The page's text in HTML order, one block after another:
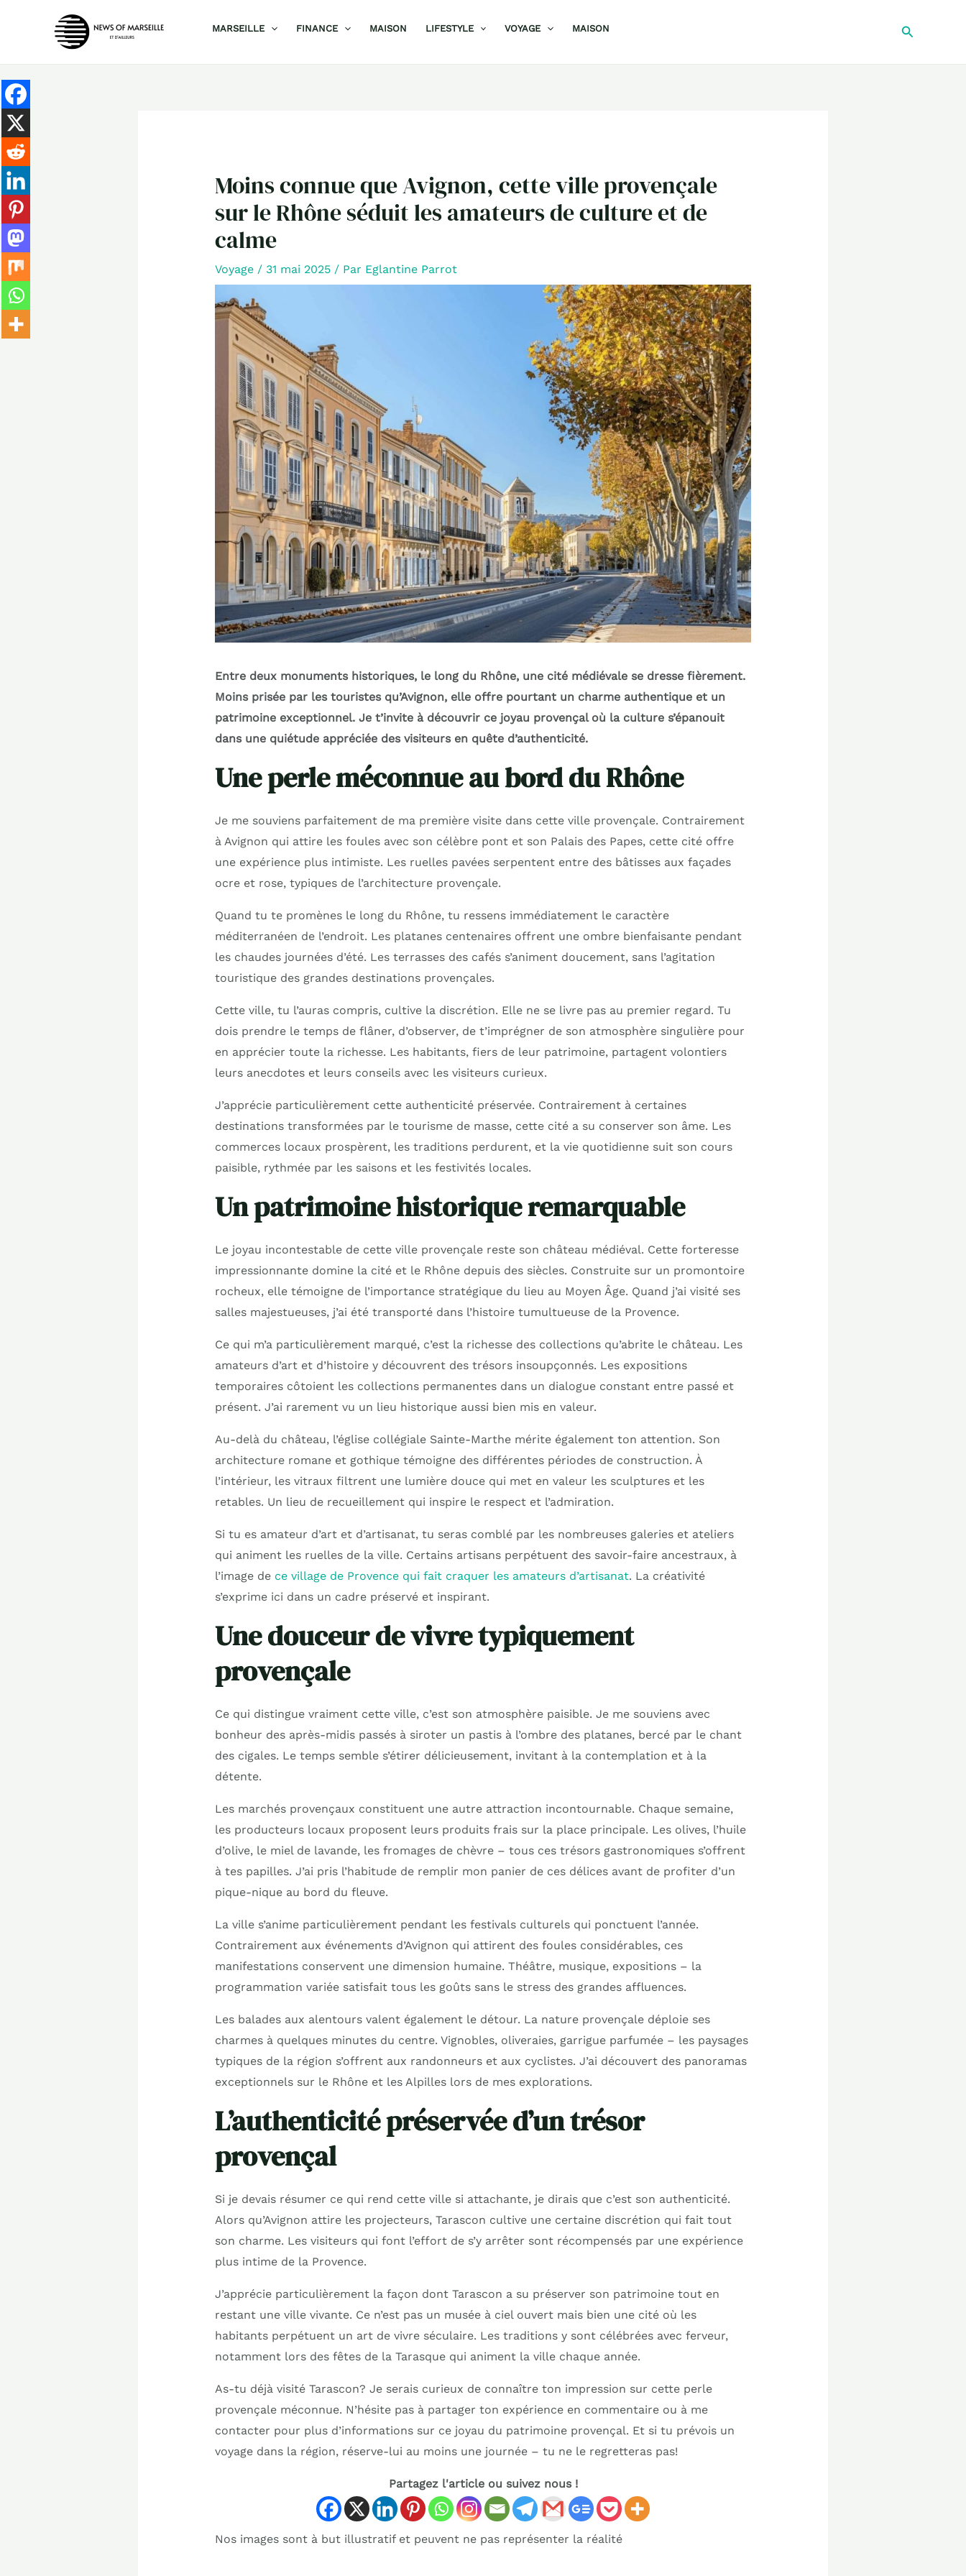
MARSEILLE FINANCE MAISON LIFESTYLE VOYAGE MAISON
Moins connue que Avignon, cette ville provençale
sur le Rhône séduit les amateurs de culture et de
calme
Voyage/ 31 mai 2025 / Par Eglantine Parrot
Entre deux monuments historiques, le long du Rhône, une cité médiévale se dresse fièrement.
Moins prisée par les touristes qu’Avignon, elle offre pourtant un charme authentique et un
patrimoine exceptionnel. Je t’invite à découvrir ce joyau provençal où la culture s’épanouit
dans une quiétude appréciée des visiteurs en quête d’authenticité.
Une perle méconnue au bord du Rhône
Je me souviens parfaitement de ma première visite dans cette ville provençale. Contrairement
à Avignon qui attire les foules avec son célèbre pont et son Palais des Papes, cette cité offre
une expérience plus intimiste. Les ruelles pavées serpentent entre des bâtisses aux façades
ocre et rose, typiques de l’architecture provençale.
Quand tu te promènes le long du Rhône, tu ressens immédiatement le caractère
méditerranéen de l’endroit. Les platanes centenaires offrent une ombre bienfaisante pendant
les chaudes journées d’été. Les terrasses des cafés s’animent doucement, sans l’agitation
touristique des grandes destinations provençales.
Cette ville, tu l’auras compris, cultive la discrétion. Elle ne se livre pas au premier regard. Tu
dois prendre le temps de flâner, d’observer, de t’imprégner de son atmosphère singulière pour
en apprécier toute la richesse. Les habitants, fiers de leur patrimoine, partagent volontiers
leurs anecdotes et leurs conseils avec les visiteurs curieux.
J’apprécie particulièrement cette authenticité préservée. Contrairement à certaines
destinations transformées par le tourisme de masse, cette cité a su conserver son âme. Les
commerces locaux prospèrent, les traditions perdurent, et la vie quotidienne suit son cours
paisible, rythmée par les saisons et les festivités locales.
Un patrimoine historique remarquable
Le joyau incontestable de cette ville provençale reste son château médiéval. Cette forteresse
impressionnante domine la cité et le Rhône depuis des siècles. Construite sur un promontoire
rocheux, elle témoigne de l’importance stratégique du lieu au Moyen Âge. Quand j’ai visité ses
salles majestueuses, j’ai été transporté dans l’histoire tumultueuse de la Provence.
Ce qui m’a particulièrement marqué, c’est la richesse des collections qu’abrite le château. Les
amateurs d’art et d’histoire y découvrent des trésors insoupçonnés. Les expositions
temporaires côtoient les collections permanentes dans un dialogue constant entre passé et
présent. J’ai rarement vu un lieu historique aussi bien mis en valeur.
Au-delà du château, l’église collégiale Sainte-Marthe mérite également ton attention. Son
architecture romane et gothique témoigne des différentes périodes de construction. À
l’intérieur, les vitraux filtrent une lumière douce qui met en valeur les sculptures et les
retables. Un lieu de recueillement qui inspire le respect et l’admiration.
Si tu es amateur d’art et d’artisanat, tu seras comblé par les nombreuses galeries et ateliers
qui animent les ruelles de la ville. Certains artisans perpétuent des savoir-faire ancestraux, à
l’image de ce village de Provence qui fait craquer les amateurs d’artisanat. La créativité
s’exprime ici dans un cadre préservé et inspirant.
Une douceur de vivre typiquement
provençale
Ce qui distingue vraiment cette ville, c’est son atmosphère paisible. Je me souviens avec
bonheur des après-midis passés à siroter un pastis à l’ombre des platanes, bercé par le chant
des cigales. Le temps semble s’étirer délicieusement, invitant à la contemplation et à la
détente.
Les marchés provençaux constituent une autre attraction incontournable. Chaque semaine,
les producteurs locaux proposent leurs produits frais sur la place principale. Les olives, l’huile
d’olive, le miel de lavande, les fromages de chèvre – tous ces trésors gastronomiques s’offrent
à tes papilles. J’ai pris l’habitude de remplir mon panier de ces délices avant de profiter d’un
pique-nique au bord du fleuve.
La ville s’anime particulièrement pendant les festivals culturels qui ponctuent l’année.
Contrairement aux événements d’Avignon qui attirent des foules considérables, ces
manifestations conservent une dimension humaine. Théâtre, musique, expositions – la
programmation variée satisfait tous les goûts sans le stress des grandes affluences.
Les balades aux alentours valent également le détour. La nature provençale déploie ses
charmes à quelques minutes du centre. Vignobles, oliveraies, garrigue parfumée – les paysages
typiques de la région s’offrent aux randonneurs et aux cyclistes. J’ai découvert des panoramas
exceptionnels sur le Rhône et les Alpilles lors de mes explorations.
L’authenticité préservée d’un trésor
provençal
Si je devais résumer ce qui rend cette ville si attachante, je dirais que c’est son authenticité.
Alors qu’Avignon attire les projecteurs, Tarascon cultive une certaine discrétion qui fait tout
son charme. Les visiteurs qui font l’effort de s’y arrêter sont récompensés par une expérience
plus intime de la Provence.
J’apprécie particulièrement la façon dont Tarascon a su préserver son patrimoine tout en
restant une ville vivante. Ce n’est pas un musée à ciel ouvert mais bien une cité où les
habitants perpétuent un art de vivre séculaire. Les traditions y sont célébrées avec ferveur,
notamment lors des fêtes de la Tarasque qui animent la ville chaque année.
As-tu déjà visité Tarascon? Je serais curieux de connaître ton impression sur cette perle
provençale méconnue. N’hésite pas à partager ton expérience en commentaire ou à me
contacter pour plus d’informations sur ce joyau du patrimoine provençal. Et si tu prévois un
voyage dans la région, réserve-lui au moins une journée – tu ne le regretteras pas!
Partagez l'article ou suivez nous !
Nos images sont à but illustratif et peuvent ne pas représenter la réalité